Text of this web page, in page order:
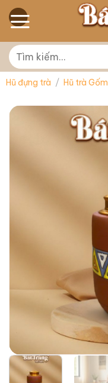
Skip
to
Tìm
kiếm:
Hũ đựng trà / Hũ trà Gốm